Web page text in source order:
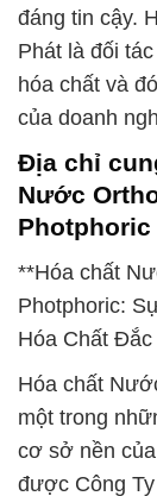
đáng tin cậy.
Phát là đối
hóa chất và
của doanh
Địa chỉ
Nước
Photphoric
**Hóa chất
Photphoric:
Hóa Chất
Hóa chất
một trong
cơ sở nền
được Công